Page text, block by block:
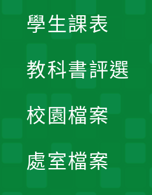
學生課表
教科書評選
校園檔案
處室檔案